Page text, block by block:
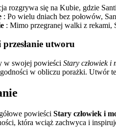
rozgrywa się na Kubie, gdzie
: Po wielu dniach bez połowów,
: Mimo przegranej walki z rekami,
utworu
w swojej powieści Stary człowiek i
w obliczu porażki. Utwór
powieści Stary człowiek i
która wciąż zachwyca i